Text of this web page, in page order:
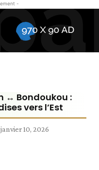
-
↔ Bondoukou :
vers l’Est
janvier 10, 2026